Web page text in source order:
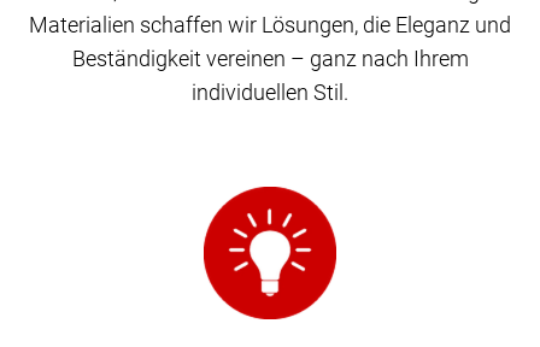
Materialien schaffen wir Lösungen, die Eleganz und
Beständigkeit vereinen – ganz nach Ihrem
individuellen Stil.